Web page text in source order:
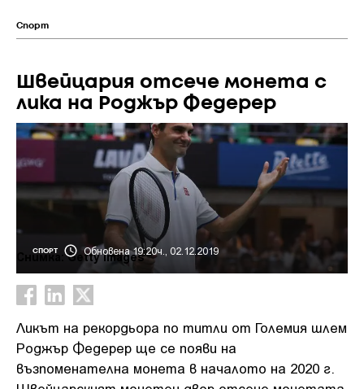
Спорт
Швейцария отсече монета с
лика на Роджър Федерер
СПОРТ Обновена 19:20ч., 02.12.2019
Снимка: Getty Images
Ликът на рекордьора по титли от Големия шлем
Роджър Федерер ще се появи на
възпоменателна монета в началото на 2020 г.